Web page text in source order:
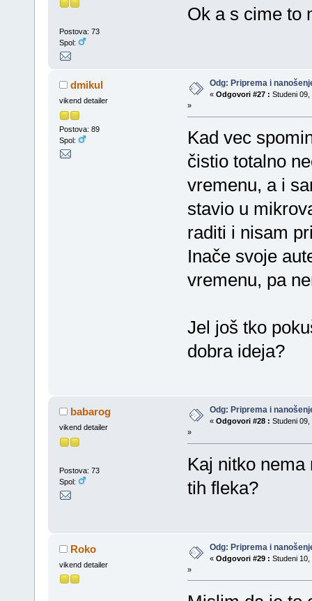
Postova: 73
Spol:
Ok a s cime to
dmikul
vikend detailer
Postova: 89
Spol:
Odg: Priprema i
« Odgovori #27 : Studeni 09,
»
Kad vec
čistio totalno
vremenu, a i
stavio u
raditi i nisam
Inače svoje
vremenu, pa
Jel još tko
dobra ideja?
babarog
vikend detailer
Postova: 73
Spol:
Odg: Priprema i
« Odgovori #28 : Studeni 09,
»
Kaj nitko
tih fleka?
Roko
vikend detailer
Odg: Priprema i
« Odgovori #29 : Studeni 10,
»